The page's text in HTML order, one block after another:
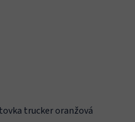
trucker oranžová